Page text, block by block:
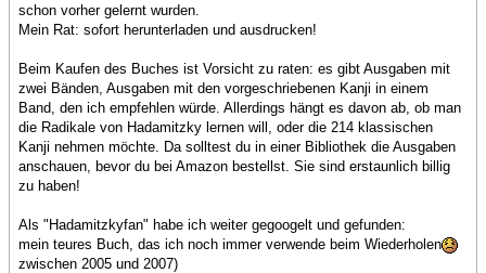
schon vorher gelernt wurden.
Mein Rat: sofort herunterladen und ausdrucken!
Beim Kaufen des Buches ist Vorsicht zu raten: es gibt Ausgaben mit
zwei Bänden, Ausgaben mit den vorgeschriebenen Kanji in einem
Band, den ich empfehlen würde. Allerdings hängt es davon ab, ob man
die Radikale von Hadamitzky lernen will, oder die 214 klassischen
Kanji nehmen möchte. Da solltest du in einer Bibliothek die Ausgaben
anschauen, bevor du bei Amazon bestellst. Sie sind erstaunlich billig
zu haben!
Als "Hadamitzkyfan" habe ich weiter gegoogelt und gefunden:
mein teures Buch, das ich noch immer verwende beim Wiederholen
zwischen 2005 und 2007)